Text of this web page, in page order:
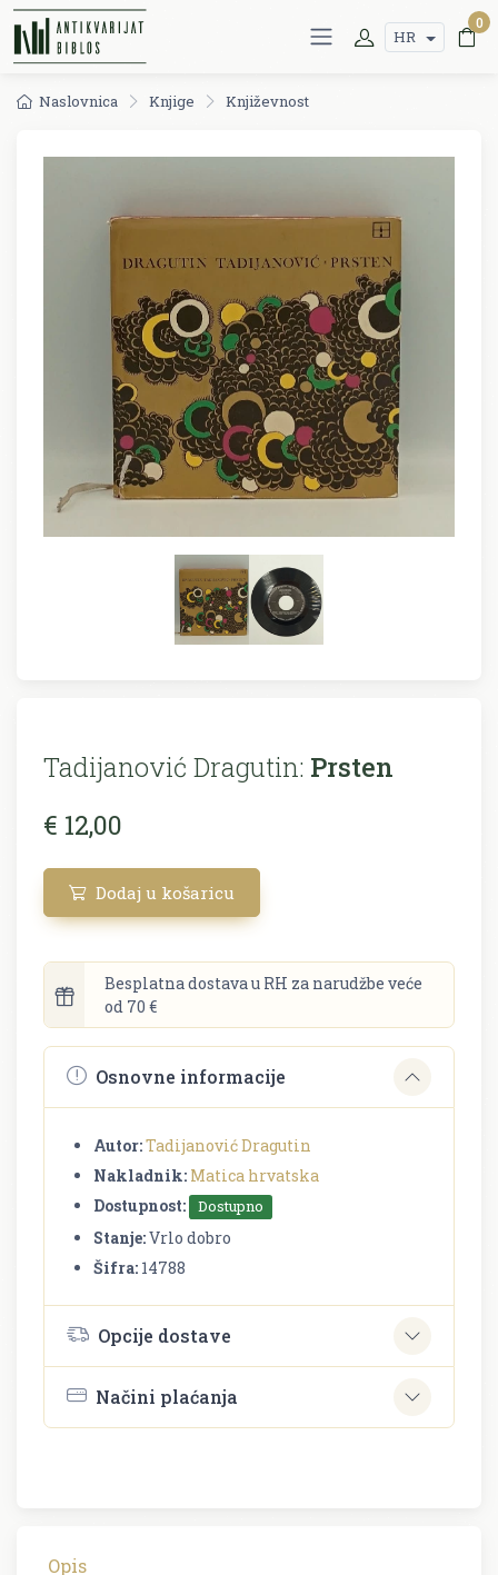
HR
0
Naslovnica Knjige Književnost
Tadijanović Dragutin: Prsten
€ 12,00
Dodaj u košaricu
Besplatna dostava u RH za narudžbe veće
od 70 €
Osnovne informacije
Autor:Tadijanović Dragutin
Nakladnik: Matica hrvatska
Dostupnost:
Dostupno
Stanje:Vrlo dobro
Šifra: 14788
Opcije dostave
Načini plaćanja
Opis